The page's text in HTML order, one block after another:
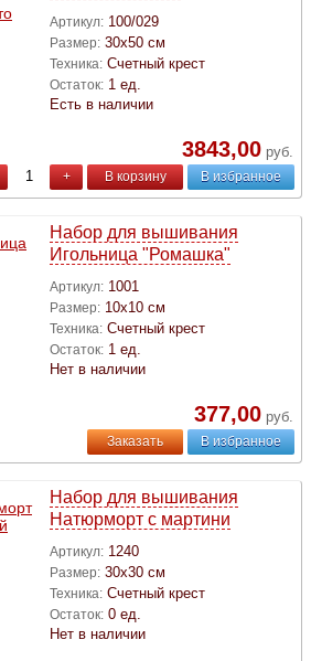
Артикул: 100/029
Размер: 30х50 см
Техника: Счетный крест
Остаток: 1 ед.
Есть в наличии
3843,00 руб.
+ В корзину В избранное
Набор для вышивания
Игольница "Ромашка"
Артикул: 1001
Размер: 10х10 см
Техника: Счетный крест
Остаток: 1 ед.
Нет в наличии
377,00 руб.
Заказать В избранное
Набор для вышивания
Натюрморт с мартини
Артикул: 1240
Размер: 30х30 см
Техника: Счетный крест
Остаток: 0 ед.
Нет в наличии